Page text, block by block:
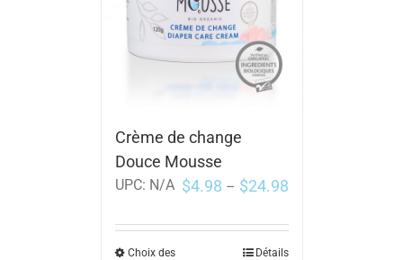
Crème de change
Douce Mousse
UPC: N/A $4.98 – $24.98
Choix des
Détails